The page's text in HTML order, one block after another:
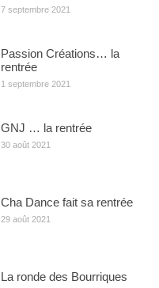
7 septembre 2021
Passion Créations… la
rentrée
1 septembre 2021
GNJ … la rentrée
30 août 2021
Cha Dance fait sa rentrée
29 août 2021
La ronde des Bourriques